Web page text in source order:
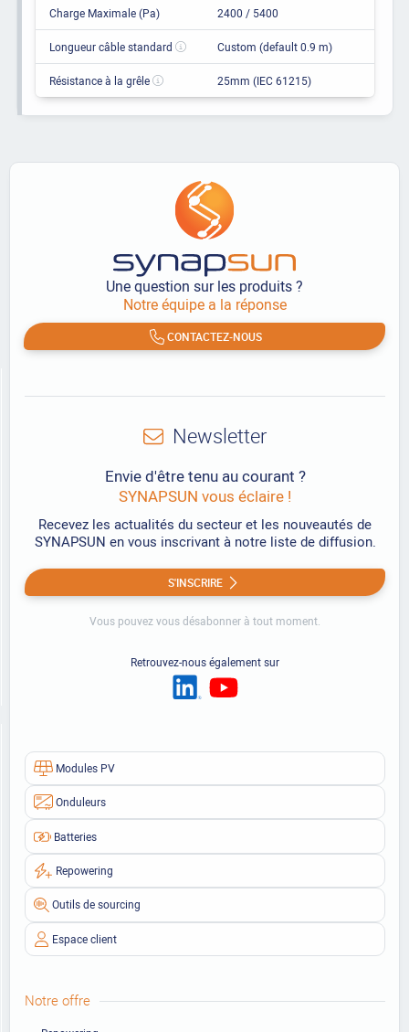
Charge Maximale (Pa) 2400 / 5400
Longueur câble standard Custom (default 0.9 m)
Résistance à la grêle 25mm (IEC 61215)
Une question sur les produits ?
Notre équipe a la réponse
CONTACTEZ-NOUS
Modules PV
Onduleurs
Batteries
Repowering
Outils de sourcing
Espace client
Notre offre
Newsletter
Envie d'être tenu au courant ?
SYNAPSUN vous éclaire !
Recevez les actualités du secteur et les nouveautés de
SYNAPSUN en vous inscrivant à notre liste de diffusion.
S'INSCRIRE
Vous pouvez vous désabonner à tout moment.
Retrouvez-nous également sur